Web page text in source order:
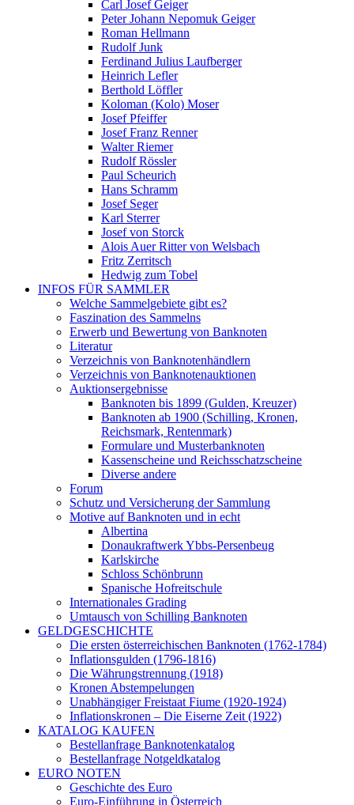
Carl Josef Geiger
Peter Johann Nepomuk Geiger
Roman Hellmann
Rudolf Junk
Ferdinand Julius Laufberger
Heinrich Lefler
Berthold Löffler
Koloman (Kolo) Moser
Josef Pfeiffer
Josef Franz Renner
Walter Riemer
Rudolf Rössler
Paul Scheurich
Hans Schramm
Josef Seger
Karl Sterrer
Josef von Storck
Alois Auer Ritter von Welsbach
Fritz Zerritsch
Hedwig zum Tobel
INFOS FÜR SAMMLER
Welche Sammelgebiete gibt es?
Faszination des Sammelns
Erwerb und Bewertung von Banknoten
Literatur
Verzeichnis von Banknotenhändlern
Verzeichnis von Banknotenauktionen
Auktionsergebnisse
Banknoten bis 1899 (Gulden, Kreuzer)
Banknoten ab 1900 (Schilling, Kronen,
Reichsmark, Rentenmark)
Formulare und Musterbanknoten
Kassenscheine und Reichsschatzscheine
Diverse andere
Forum
Schutz und Versicherung der Sammlung
Motive auf Banknoten und in echt
Albertina
Donaukraftwerk Ybbs-Persenbeug
Karlskirche
Schloss Schönbrunn
Spanische Hofreitschule
Internationales Grading
Umtausch von Schilling Banknoten
GELDGESCHICHTE
Die ersten österreichischen Banknoten (1762-1784)
Inflationsgulden (1796-1816)
Die Währungstrennung (1918)
Kronen Abstempelungen
Unabhängiger Freistaat Fiume (1920-1924)
Inflationskronen – Die Eiserne Zeit (1922)
KATALOG KAUFEN
Bestellanfrage Banknotenkatalog
Bestellanfrage Notgeldkatalog
EURO NOTEN
Geschichte des Euro
Euro-Einführung in Österreich